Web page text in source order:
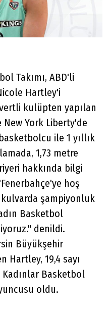
Takımı, ABD'li
Hartley'i
kulüpten yapılan
New York Liberty'de
ile 1 yıllık
1,73 metre
hakkında bilgi
hoş
kulvarda şampiyonluk
Basketbol
denildi.
Büyükşehir
Hartley, 19,4 sayı
Basketbol
oldu.